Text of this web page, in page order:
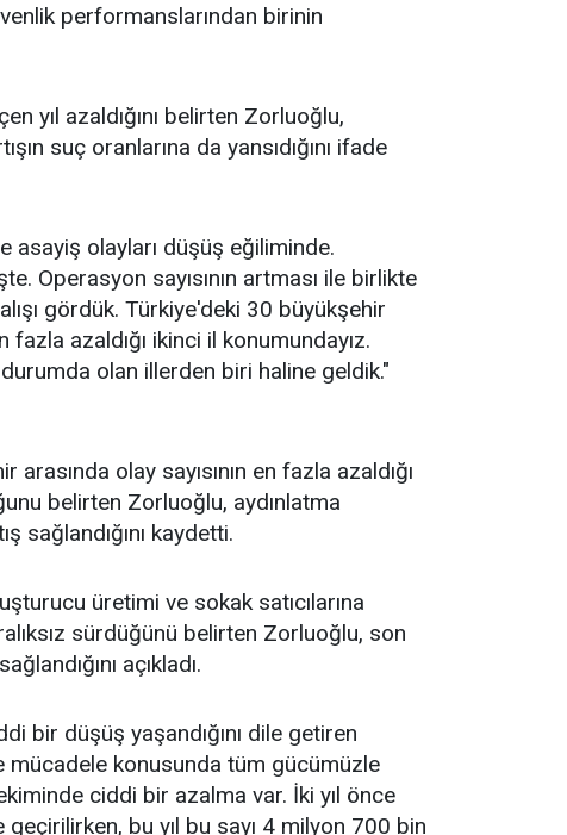
performanslarından birinin
yıl azaldığını belirten Zorluoğlu,
suç oranlarına da yansıdığını ifade
asayiş olayları düşüş eğiliminde.
Operasyon sayısının artması ile birlikte
gördük. Türkiye'deki 30 büyükşehir
fazla azaldığı ikinci il konumundayız.
durumda olan illerden biri haline geldik."
olay sayısının en fazla azaldığı
belirten Zorluoğlu, aydınlatma
sağlandığını kaydetti.
üretimi ve sokak satıcılarına
sürdüğünü belirten Zorluoğlu, son
açıkladı.
bir düşüş yaşandığını dile getiren
mücadele konusunda tüm gücümüzle
ciddi bir azalma var. İki yıl önce
bu yıl bu sayı 4 milyon 700 bin